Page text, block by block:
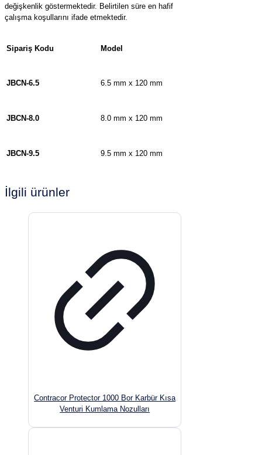
değişkenlik göstermektedir. Belirtilen süre en hafif
çalışma koşullarını ifade etmektedir.
Sipariş Kodu Model
JBCN-6.5 6.5 mm x 120 mm
JBCN-8.0 8.0 mm x 120 mm
JBCN-9.5 9.5 mm x 120 mm
İlgili ürünler
Contracor Protector 1000 Bor Karbür Kısa
Venturi Kumlama Nozulları